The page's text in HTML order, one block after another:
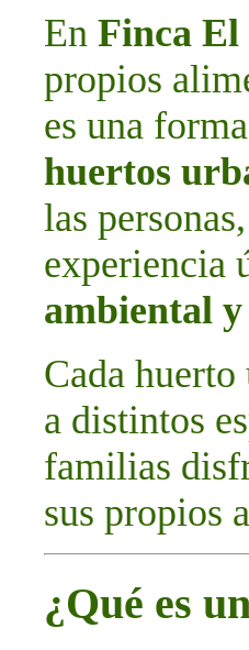
En Finca El
propios
es una
huertos
las
experiencia
ambiental
Cada huerto
a distintos
familias
sus propios
¿Qué es